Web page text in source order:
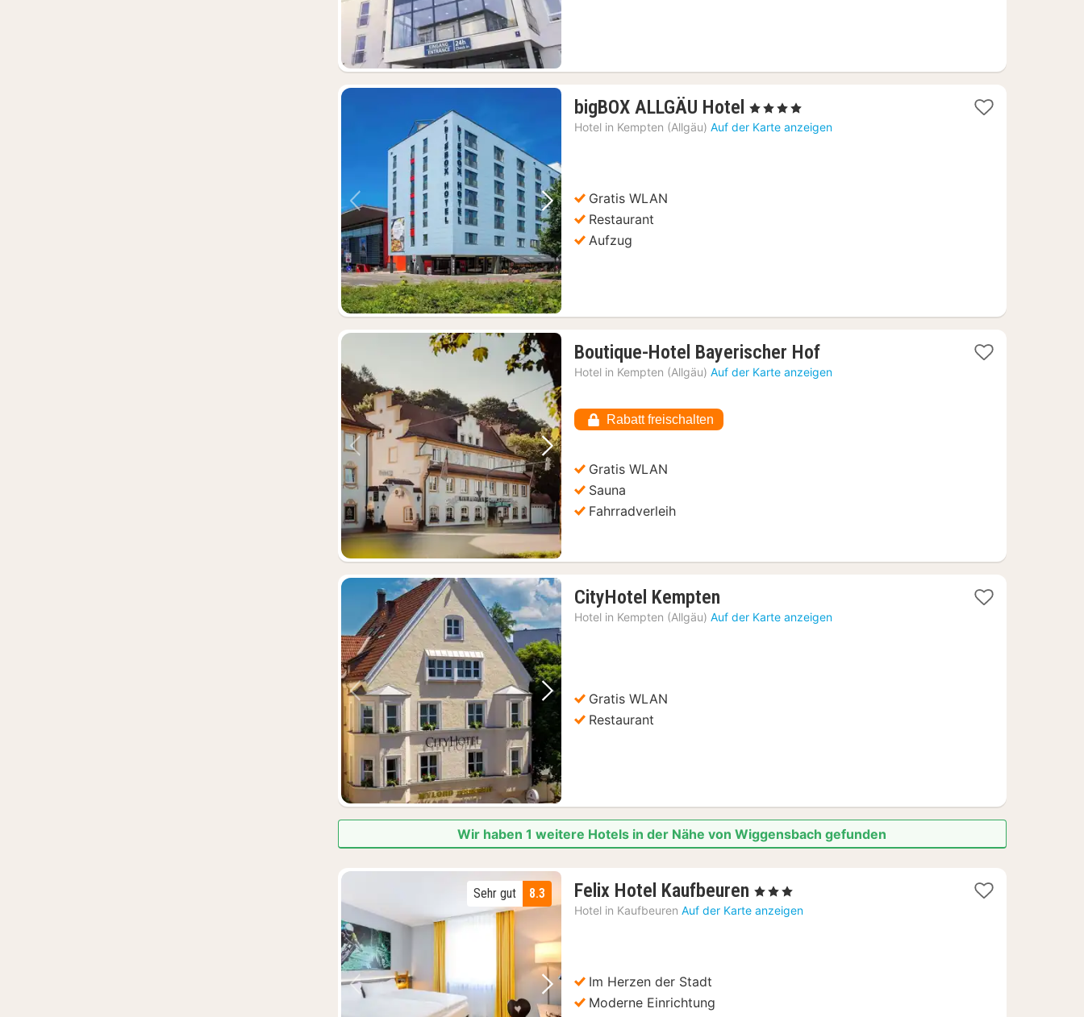
Vorheriges Bild Nächstes Bild
bigBOX ALLGÄU Hotel 1
Nacht
, 4 Sterne
Hotel in Kempten (Allgäu) Auf der Karte anzeigen
Gratis WLAN
Restaurant
Aufzug
Vorheriges Bild Nächstes Bild
Boutique-Hotel Bayerischer Hof1
Nacht
Hotel in Kempten (Allgäu) Auf der Karte anzeigen
Rabatt freischalten
Gratis WLAN
Sauna
Fahrradverleih
Vorheriges Bild Nächstes Bild
CityHotel Kempten
Nacht
Hotel in Kempten (Allgäu) Auf der Karte anzeigen
Gratis WLAN
Restaurant
Wir haben 1 weitere Hotels in der Nähe von Wiggensbach gefunden
Vorheriges Bild Nächstes Bild
8.3
Sehr gut Felix Hotel Kaufbeuren 1
Nacht
, 3 Sterne
Hotel in Kaufbeuren Auf der Karte anzeigen
Im Herzen der Stadt
Moderne Einrichtung